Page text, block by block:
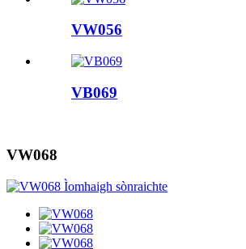
VW056
VB069
VW068